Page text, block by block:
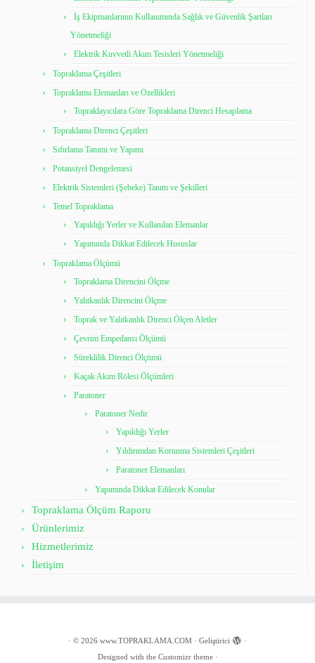
İş Ekipmanlarının Kullanımında Sağlık ve Güvenlik Şartları
Yönetmeliği
Elektrik Kuvvetli Akım Tesisleri Yönetmeliği
Topraklama Çeşitleri
Topraklama Elemanları ve Özellikleri
Topraklayıcılara Göre Topraklama Direnci Hesaplama
Topraklama Direnci Çeşitleri
Sıfırlama Tanımı ve Yapımı
Potansiyel Dengelemesi
Elektrik Sistemleri (Şebeke) Tanım ve Şekilleri
Temel Topraklama
Yapıldığı Yerler ve Kullanılan Elemanlar
Yapımında Dikkat Edilecek Hususlar
Topraklama Ölçümü
Topraklama Direncini Ölçme
Yalıtkanlık Direncini Ölçme
Toprak ve Yalıtkanlık Direnci Ölçen Aletler
Çevrim Empedansı Ölçümü
Süreklilik Direnci Ölçümü
Kaçak Akım Rölesi Ölçümleri
Paratoner
Paratoner Nedir
Yapıldığı Yerler
Yıldırımdan Korunma Sistemleri Çeşitleri
Paratoner Elemanları
Yapımında Dikkat Edilecek Konular
Topraklama Ölçüm Raporu
Ürünlerimiz
Hizmetlerimiz
İletişim
· © 2026 www.TOPRAKLAMA.COM · Geliştirici
·
Designed with the Customizr theme·